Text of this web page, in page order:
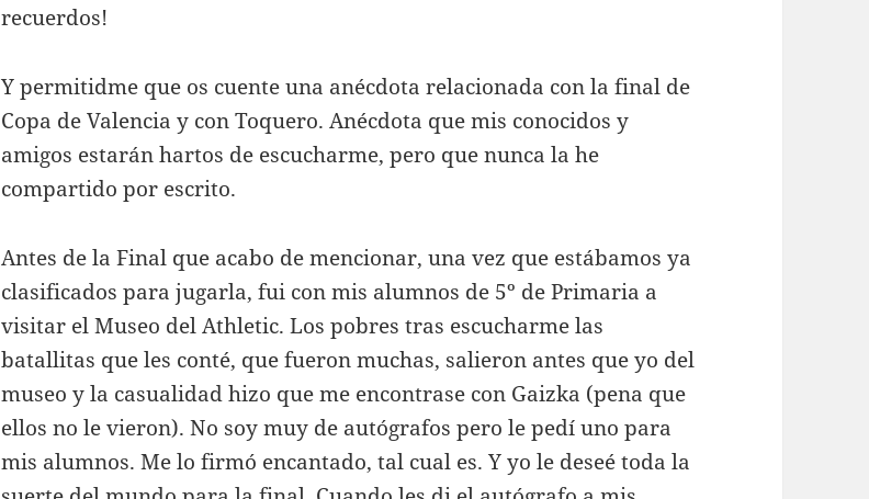
recuerdos!
Y permitidme que os cuente una anécdota relacionada con la final de
Copa de Valencia y con Toquero. Anécdota que mis conocidos y
amigos estarán hartos de escucharme, pero que nunca la he
compartido por escrito.
Antes de la Final que acabo de mencionar, una vez que estábamos ya
clasificados para jugarla, fui con mis alumnos de 5º de Primaria a
visitar el Museo del Athletic. Los pobres tras escucharme las
batallitas que les conté, que fueron muchas, salieron antes que yo del
museo y la casualidad hizo que me encontrase con Gaizka (pena que
ellos no le vieron). No soy muy de autógrafos pero le pedí uno para
mis alumnos. Me lo firmó encantado, tal cual es. Y yo le deseé toda la